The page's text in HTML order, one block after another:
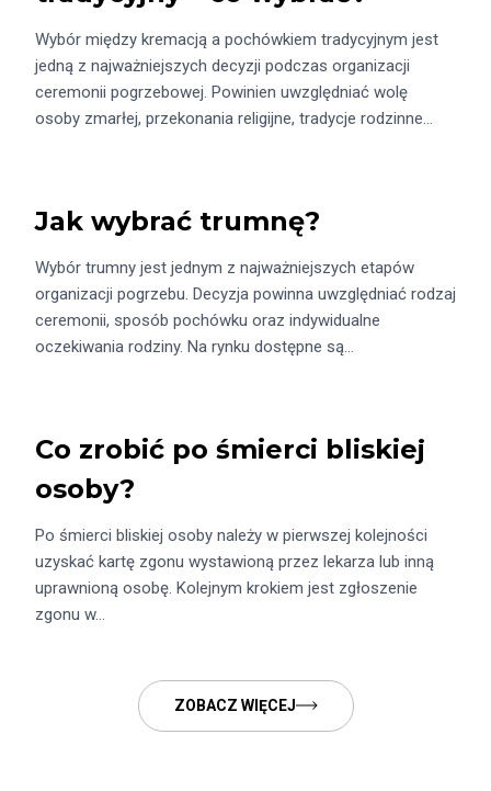
Wybór między kremacją a pochówkiem tradycyjnym jest
jedną z najważniejszych decyzji podczas organizacji
ceremonii pogrzebowej. Powinien uwzględniać wolę
osoby zmarłej, przekonania religijne, tradycje rodzinne…
Jak wybrać trumnę?
Wybór trumny jest jednym z najważniejszych etapów
organizacji pogrzebu. Decyzja powinna uwzględniać rodzaj
ceremonii, sposób pochówku oraz indywidualne
oczekiwania rodziny. Na rynku dostępne są…
Co zrobić po śmierci bliskiej
osoby?
Po śmierci bliskiej osoby należy w pierwszej kolejności
uzyskać kartę zgonu wystawioną przez lekarza lub inną
uprawnioną osobę. Kolejnym krokiem jest zgłoszenie
zgonu w…
ZOBACZ WIĘCEJ